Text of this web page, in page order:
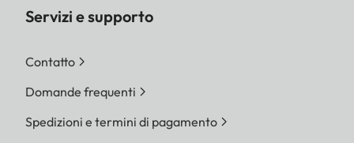
Servizi e supporto
Contatto
Domande frequenti
Spedizioni e termini di pagamento